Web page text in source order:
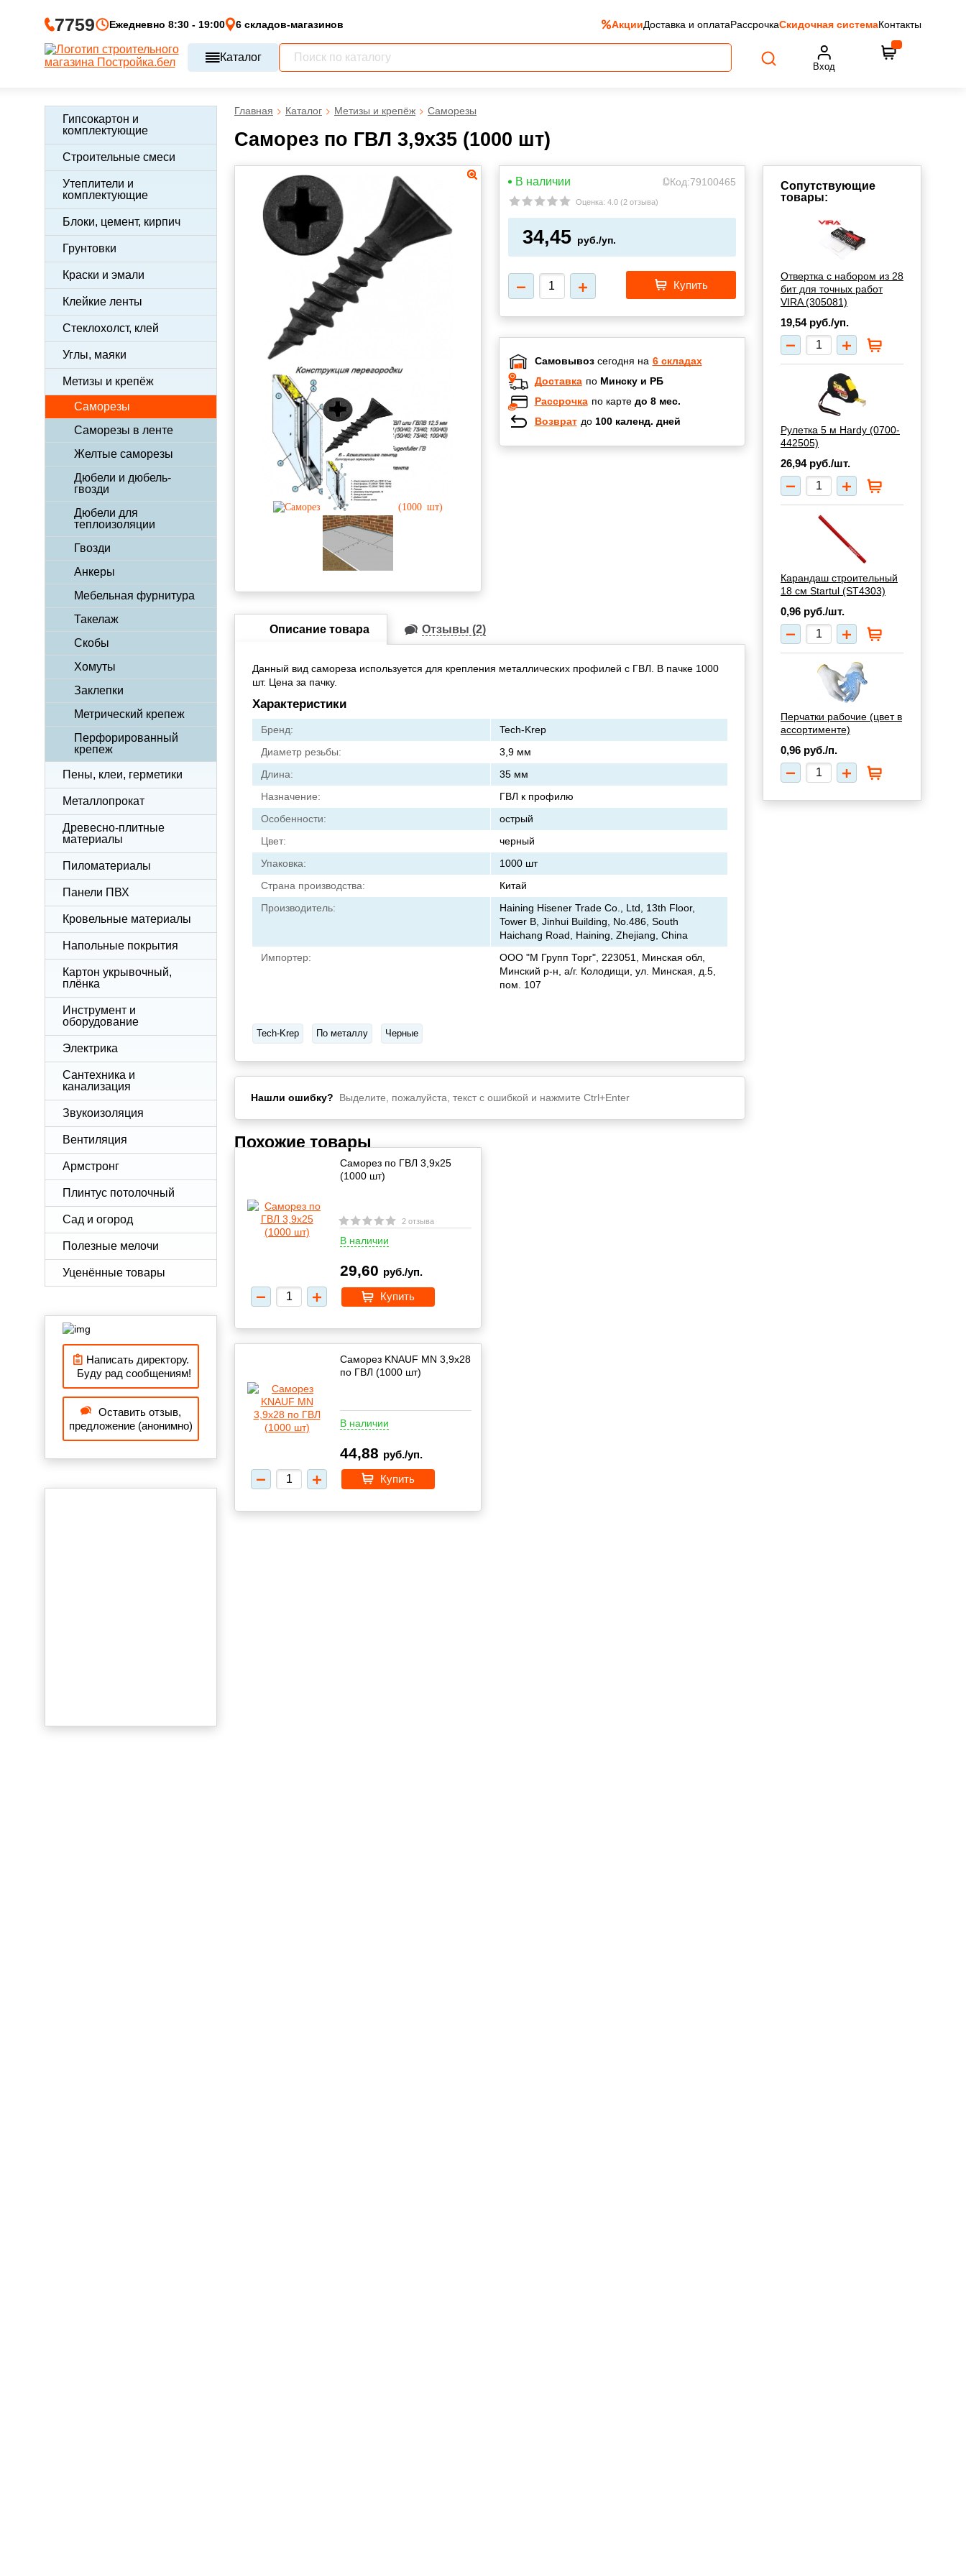
7759 Ежедневно 8:30 - 19:00 6 складов-магазинов АкцииДоставка и оплатаРассрочкаСкидочная системаКонтакты
Каталог
Вход
Гипсокартон и
комплектующие
Строительные смеси
Утеплители и
комплектующие
Блоки, цемент, кирпич
Грунтовки
Краски и эмали
Клейкие ленты
Стеклохолст, клей
Углы, маяки
Метизы и крепёж
Саморезы
Саморезы в ленте
Желтые саморезы
Дюбели и дюбель-
гвозди
Дюбели для
теплоизоляции
Гвозди
Анкеры
Мебельная фурнитура
Такелаж
Скобы
Хомуты
Заклепки
Метрический крепеж
Перфорированный
крепеж
Пены, клеи, герметики
Металлопрокат
Древесно-плитные
материалы
Пиломатериалы
Панели ПВХ
Кровельные материалы
Напольные покрытия
Картон укрывочный,
плёнка
Инструмент и
оборудование
Электрика
Сантехника и
канализация
Звукоизоляция
Вентиляция
Армстронг
Плинтус потолочный
Сад и огород
Полезные мелочи
Уценённые товары
Написать директору.
Буду рад сообщениям!
Оставить отзыв,
предложение (анонимно)
Главная Каталог Метизы и крепёж Саморезы
Саморез по ГВЛ 3,9х35 (1000 шт)
В наличии Код:79100465
Оценка: 4.0(2 отзыва)
34,45 руб./уп.
Купить
Самовывозсегодня на 6 складах
Доставка по Минску и РБ
Рассрочка по карте до 8 мес.
Возврат до 100 календ. дней
Описание товара Отзывы (2)
Данный вид самореза используется для крепления металлических профилей с ГВЛ. В пачке 1000
шт. Цена за пачку.
Характеристики
Бренд:
Tech-Krep
Диаметр резьбы:
3,9 мм
Длина:
35 мм
Назначение:
ГВЛ к профилю
Особенности:
острый
Цвет:
черный
Упаковка:
1000 шт
Страна производства:
Китай
Производитель:
Haining Hisener Trade Co., Ltd, 13th Floor,
Tower B, Jinhui Building, No.486, South
Haichang Road, Haining, Zhejiang, China
Импортер:
ООО "М Групп Торг", 223051, Минская обл,
Минский р-н, а/г. Колодищи, ул. Минская, д.5,
пом. 107
Tech-Krep По металлу Черные
Нашли ошибку? Выделите, пожалуйста, текст с ошибкой и нажмите Ctrl+Enter
Похожие товары
Саморез по ГВЛ 3,9х25
(1000 шт)
2 отзыва
В наличии
29,60 руб./уп.
Купить
Саморез KNAUF MN 3,9х28
по ГВЛ (1000 шт)
В наличии
44,88 руб./уп.
Купить
Сопутствующие
товары:
Отвертка с набором из 28
бит для точных работ
VIRA (305081)
19,54 руб./уп.
Рулетка 5 м Hardy (0700-
442505)
26,94 руб./шт.
Карандаш строительный
18 см Startul (ST4303)
0,96 руб./шт.
Перчатки рабочие (цвет в
ассортименте)
0,96 руб./п.